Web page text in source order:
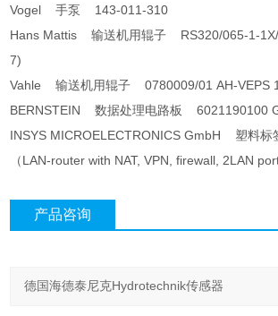
Vogel 手泵 143-011-310
Hans Mattis 输送机用辊子 RS320/065-1-1X/
7)
Vahle 输送机用辊子 0780009/01 AH-VEPS
BERNSTEIN 数据处理电路板 6021190100
INSYS MICROELECTRONICS GmbH 塑料
（LAN-router with NAT, VPN, firewall, 2LAN
产品咨询